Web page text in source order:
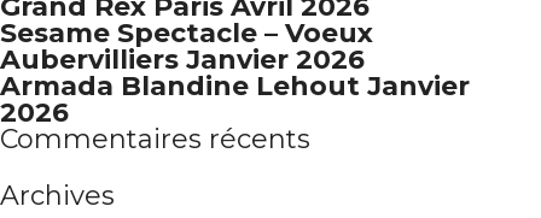
Grand Rex Paris Avril 2026
Sesame Spectacle – Voeux
Aubervilliers Janvier 2026
Armada Blandine Lehout Janvier
2026
Commentaires récents
Archives